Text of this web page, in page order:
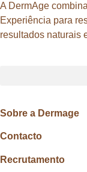
A DermAge
Experiência para
resultados naturais
Sobre a Dermage
Contacto
Recrutamento